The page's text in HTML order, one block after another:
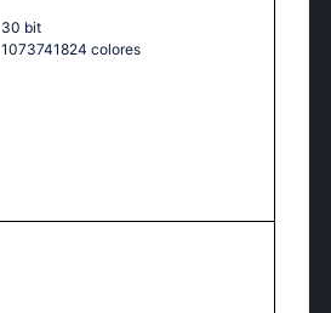
30 bit
1073741824 colores